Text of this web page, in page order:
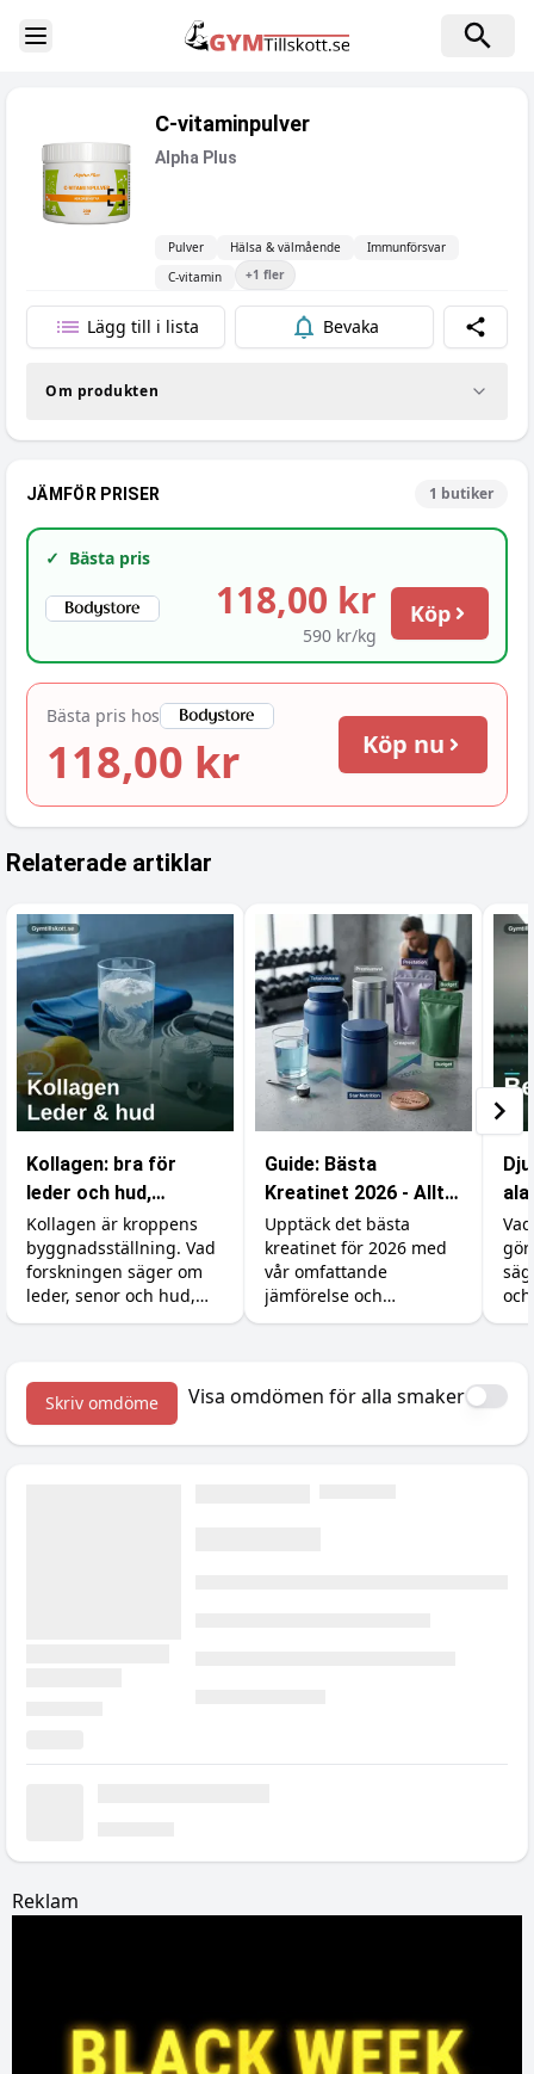
Toggle Sidebar
C-vitaminpulver
Alpha Plus
Pulver Hälsa & välmående
Immunförsvar
C-vitamin
+1 fler
Lägg till i lista Bevaka Dela
Om produkten
JÄMFÖR PRISER 1 butiker
✓ Bästa pris
118,00 kr
590 kr/kg
Köp
Bästa pris hos
118,00 kr Köp nu
Relaterade artiklar
Kollagen: bra för
leder och hud,
verkningslöst för
musklerna
Kollagen är kroppens
byggnadsställning. Vad
forskningen säger om
leder, senor och hud,
varför det inte gör något
skada), och dostricket
med C-vitamin som gör
Guide: Bästa
Kreatinet 2026 - Allt
du behöver veta
Upptäck det bästa
kreatinet för 2026 med
vår omfattande
jämförelse och
prisjämförelse.
rätt
Skriv omdöme Visa omdömen för alla smaker
Reklam